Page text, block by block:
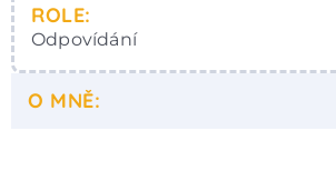
ROLE:
Odpovídání
O MNĚ: